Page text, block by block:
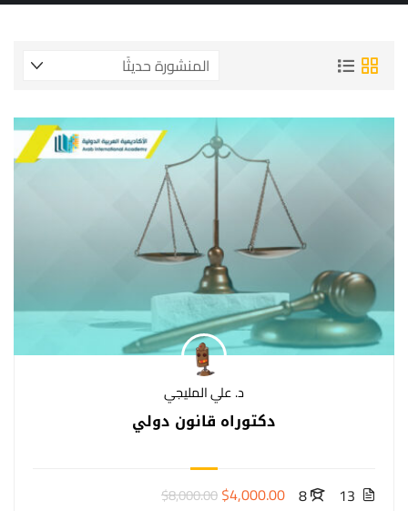
د. علي المليجي
دكتوراه قانون دولي
13
8
$8,000.00$4,000.00